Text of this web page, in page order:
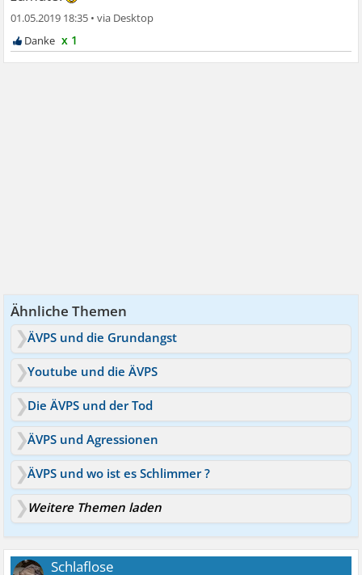
01.05.2019 18:35 •
x 1
Ähnliche Themen
ÄVPS und die Grundangst
Youtube und die ÄVPS
Die ÄVPS und der Tod
ÄVPS und Agressionen
ÄVPS und wo ist es Schlimmer ?
Weitere Themen laden
Schlaflose